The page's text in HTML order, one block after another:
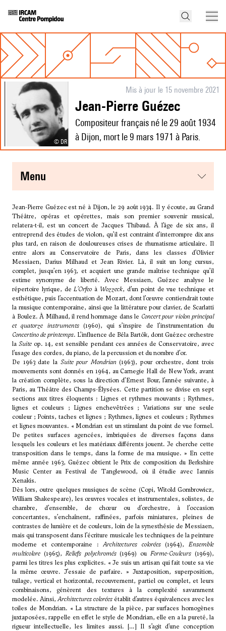
© DR
Mis à jour le 15 novembre 2021
Jean-Pierre Guézec
Compositeur français né le 29 août 1934
à Dijon, mort le 9 mars 1971 à Paris.
menu
Jean-Pierre Guézec est né à Dijon, le 29 août 1934. Il y écoute, au Grand
Théâtre, opéras et opérettes, mais son premier souvenir musical,
relatera-t-il, est un concert de Jacques Thibaud. À l’âge de six ans, il
entreprend des études de violon, qu’il est contraint d’interrompre dix ans
plus tard, en raison de douloureuses crises de rhumatisme articulaire. Il
entre alors au Conservatoire de Paris, dans les classes d’Olivier
Messiaen, Darius Milhaud et Jean Rivier. Là, il suit un long cursus,
complet, jusqu’en 1963, et acquiert une grande maîtrise technique qu’il
estime synonyme de liberté. Avec Messiaen, Guézec analyse le
répertoire lyrique, deL’Orfeo à Wozzeck, d’un point de vue technique et
esthétique, puis l’accentuation de Mozart, dont l’œuvre contiendrait toute
la musique contemporaine, ainsi que la littérature pour clavier, de Scarlatti
à Boulez. À Milhaud, il rend hommage dans le Concert pour violon principal
et quatorze instruments(1960), qui s’inspire de l’instrumentation du
Concertino de printemps. L’influence de Béla Bartók, dont Guézec orchestre
laSuite op. 14, est sensible pendant ces années de Conservatoire, avec
l’usage des cordes, du piano, de la percussion et du nombre d’or.
De 1963 date la Suite pour Mondrian (1963), pour orchestre, dont trois
mouvements sont donnés en 1964, au Carnegie Hall de New York, avant
la création complète, sous la direction d’Ernest Bour, l’année suivante, à
Paris, au Théâtre des Champs-Élysées. Cette partition se divise en sept
sections aux titres éloquents : Lignes et rythmes mouvants ; Rythmes,
lignes et couleurs ; Lignes enchevêtrées ; Variations sur une seule
couleur ; Points, taches et lignes ; Rythmes, lignes et couleurs ; Rythmes
et lignes mouvantes. « Mondrian est un stimulant du point de vue formel.
De petites surfaces agencées, imbriquées de diverses façons dans
lesquels les couleurs et les matériaux différents jouent. Je cherche cette
transposition dans le temps, dans la forme de ma musique. » En cette
même année 1963, Guézec obtient le Prix de composition du Berkshire
Music Center au Festival de Tanglewood, où il étudie avec Iannis
Xenakis.
Dès lors, outre quelques musiques de scène (Copi, Witold Gombrowicz,
William Shakespeare), les œuvres vocales et instrumentales, solistes, de
chambre, d’ensemble, de chœur ou d’orchestre, à l’occasion
concertantes, s’enchaînent, raffinées, parfois miniatures, pleines de
contrastes de lumière et de couleurs, loin de la synesthésie de Messiaen,
mais qui transposent dans l’écriture musicale les techniques de la peinture
moderne et contemporaine :Architectures colorées(1964),Ensemble
multicolore (1965), Reliefs polychromés(1969) ouForme-Couleurs (1969),
parmi les titres les plus explicites. « Je suis un artisan qui fait toute sa vie
la même œuvre. J’essaie de parfaire. » Juxtaposition, superposition,
tuilage, vertical et horizontal, recouvrement, partiel ou complet, et leurs
combinaisons, génèrent des textures à la complexité savamment
modelée. Ainsi,Architectures colorées établit d’autres équivalences avec les
toiles de Mondrian. « La structure de la pièce, par surfaces homogènes
juxtaposées, rappelle en effet le style de Mondrian, elle en a la pureté, la
rigueur intellectuelle, les limites aussi. […] Il s’agit d’une conception